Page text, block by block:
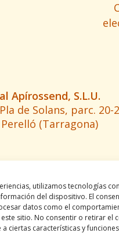
utilizamos tecnologías
del dispositivo. El
datos como el
sitio. No consentir o retirar el
ciertas características y
Apírossend, S.L.U.
de Solans, parc. 20-
Perelló (Tarragona)